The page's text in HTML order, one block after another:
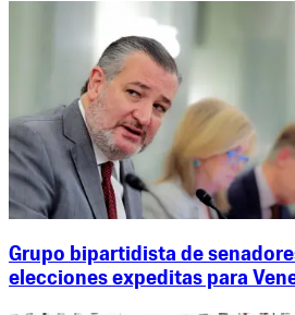
Grupo bipartidista de
elecciones expeditas para